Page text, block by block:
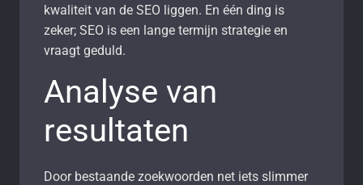
kwaliteit van de SEO liggen. En één ding is
zeker; SEO is een lange termijn strategie en
vraagt geduld.
Analyse van
resultaten
Door bestaande zoekwoorden net iets slimmer